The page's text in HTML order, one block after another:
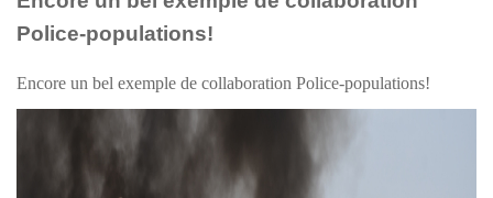
Police-populations!
Encore un bel exemple de collaboration Police-populations!